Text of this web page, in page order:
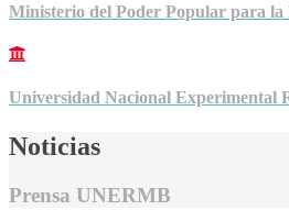
Ministerio del Poder Popular para
Universidad Nacional Experimental
Noticias
Prensa UNERMB